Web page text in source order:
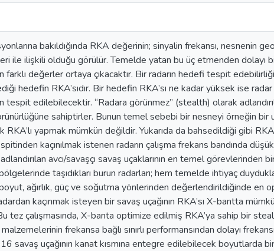
bakıldığında RKA değerinin; sinyalin frekansı, nesnenin
ile ilişkili olduğu görülür. Temelde yatan bu üç etmenden dolayı bir
değerler ortaya çıkacaktır. Bir radarın hedefi tespit
hedefin RKA’sıdır. Bir hedefin RKA’sı ne kadar yüksek ise radar
edilebilecektir. “Radara görünmez” (stealth) olarak
sahiptirler. Bunun temel sebebi bir nesneyi örneğin bir
RKA’lı yapmak mümkün değildir. Yukarıda da bahsedildiği gibi
kaçınılmak istenen radarın çalışma frekans bandında
avcı/savaşçı savaş uçaklarının en temel görevlerinden
taşıdıkları burun radarları; hem temelde ihtiyaç
ağırlık, güç ve soğutma yönlerinden değerlendirildiğinde en
kaçınmak isteyen bir savaş uçağının RKA’sı X-bantta
tez çalışmasında, X-banta optimize edilmiş RKA’ya sahip bir
frekansa bağlı sınırlı performansından dolayı
savaş uçağının kanat kısmına entegre edilebilecek boyutlarda